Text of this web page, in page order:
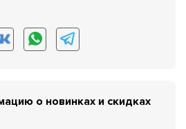
о новинках и скидках